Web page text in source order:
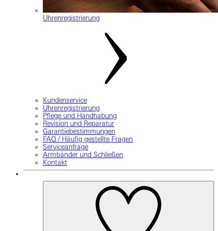
Uhrenregistrierung
Kundenservice
Uhrenregistrierung
Pflege und Handhabung
Revision und Reparatur
Garantiebestimmungen
FAQ / Häufig gestellte Fragen
Serviceanfrage
Armbänder und Schließen
Kontakt